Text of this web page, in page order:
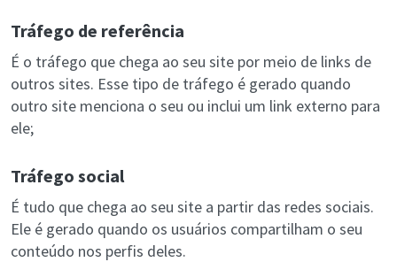
Tráfego de referência
É o tráfego que chega ao seu site por meio de links de
outros sites. Esse tipo de tráfego é gerado quando
outro site menciona o seu ou inclui um link externo para
ele;
Tráfego social
É tudo que chega ao seu site a partir das redes sociais.
Ele é gerado quando os usuários compartilham o seu
conteúdo nos perfis deles.